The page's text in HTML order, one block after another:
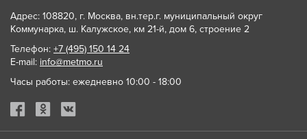
Адрес: 108820, г. Москва, вн.тер.г. муниципальный округ
Коммунарка, ш. Калужское, км 21-й, дом 6, строение 2
Телефон: +7 (495) 150 14 24
E-mail: info@metmo.ru
Часы работы: ежедневно 10:00 - 18:00